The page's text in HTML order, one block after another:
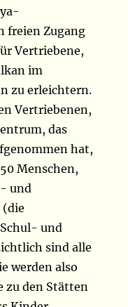
freien Zugang
Vertriebene,
im
zu erleichtern.
Vertriebenen,
das
hat,
Menschen,
und
und
sind alle
werden also
zu den Stätten